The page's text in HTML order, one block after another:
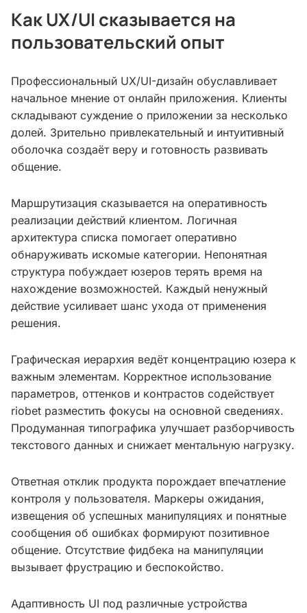
Как UX/UI сказывается на
пользовательский опыт
Профессиональный UX/UI-дизайн обуславливает
начальное мнение от онлайн приложения. Клиенты
складывают суждение о приложении за несколько
долей. Зрительно привлекательный и интуитивный
оболочка создаёт веру и готовность развивать
общение.
Маршрутизация сказывается на оперативность
реализации действий клиентом. Логичная
архитектура списка помогает оперативно
обнаруживать искомые категории. Непонятная
структура побуждает юзеров терять время на
нахождение возможностей. Каждый ненужный
действие усиливает шанс ухода от применения
решения.
Графическая иерархия ведёт концентрацию юзера к
важным элементам. Корректное использование
параметров, оттенков и контрастов содействует
riobet разместить фокусы на основной сведениях.
Продуманная типографика улучшает разборчивость
текстового данных и снижает ментальную нагрузку.
Ответная отклик продукта порождает впечатление
контроля у пользователя. Маркеры ожидания,
извещения об успешных манипуляциях и понятные
сообщения об ошибках формируют позитивное
общение. Отсутствие фидбека на манипуляции
вызывает фрустрацию и беспокойство.
Адаптивность UI под различные устройства